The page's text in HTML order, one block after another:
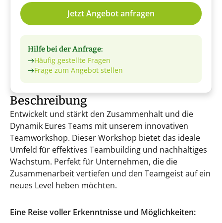
Jetzt Angebot anfragen
Hilfe bei der Anfrage:
Häufig gestellte Fragen
Frage zum Angebot stellen
Beschreibung
Entwickelt und stärkt den Zusammenhalt und die
Dynamik Eures Teams mit unserem innovativen
Teamworkshop. Dieser Workshop bietet das ideale
Umfeld für effektives Teambuilding und nachhaltiges
Wachstum. Perfekt für Unternehmen, die die
Zusammenarbeit vertiefen und den Teamgeist auf ein
neues Level heben möchten.
Eine Reise voller Erkenntnisse und Möglichkeiten: